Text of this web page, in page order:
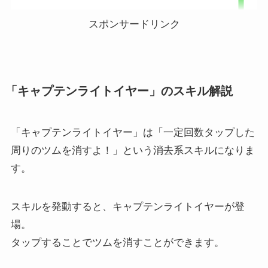
スポンサードリンク
「キャプテンライトイヤー」のスキル解説
「キャプテンライトイヤー」は「一定回数タップした
周りのツムを消すよ！」という消去系スキルになりま
す。
スキルを発動すると、キャプテンライトイヤーが登
場。
タップすることでツムを消すことができます。